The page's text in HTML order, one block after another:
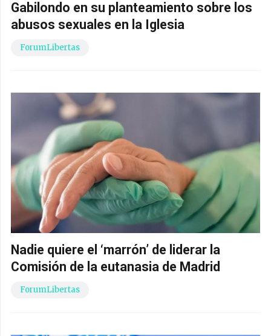
Gabilondo en su planteamiento sobre los
abusos sexuales en la Iglesia
ForumLibertas
Nadie quiere el ‘marrón’ de liderar la
Comisión de la eutanasia de Madrid
ForumLibertas